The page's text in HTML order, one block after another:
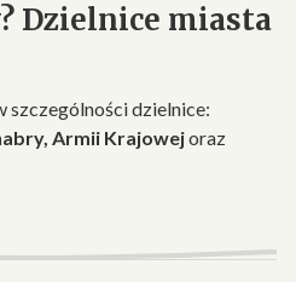
Dzielnice miasta
szczególności dzielnice:
Armii Krajowejoraz